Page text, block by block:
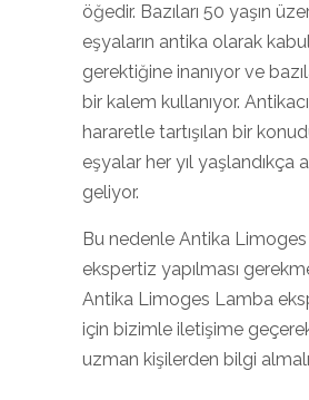
öğedir. Bazıları 50 yaşın
eşyaların antika olarak
gerektiğine inanıyor ve
bir kalem kullanıyor.
hararetle tartışılan bir
eşyalar her yıl yaşlandıkça
geliyor.
Bu nedenle Antika
ekspertiz yapılması
Antika Limoges Lamba
için bizimle iletişime
uzman kişilerden bilgi